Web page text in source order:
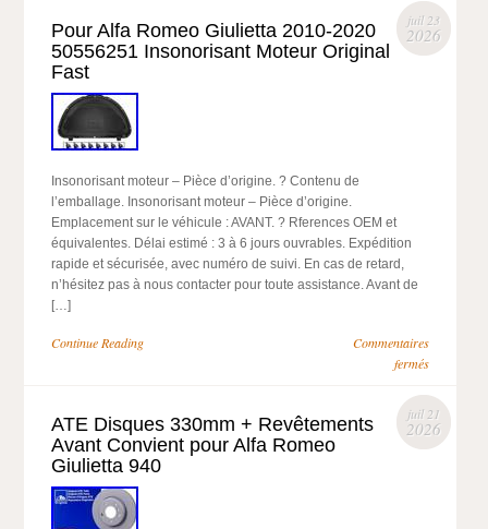
juil 23
2026
Pour Alfa Romeo Giulietta 2010-2020
50556251 Insonorisant Moteur Original
Fast
Insonorisant moteur – Pièce d’origine. ? Contenu de
l’emballage. Insonorisant moteur – Pièce d’origine.
Emplacement sur le véhicule : AVANT. ? Rferences OEM et
équivalentes. Délai estimé : 3 à 6 jours ouvrables. Expédition
rapide et sécurisée, avec numéro de suivi. En cas de retard,
n’hésitez pas à nous contacter pour toute assistance. Avant de
[…]
Continue Reading
Commentaires
fermés
juil 21
2026
ATE Disques 330mm + Revêtements
Avant Convient pour Alfa Romeo
Giulietta 940